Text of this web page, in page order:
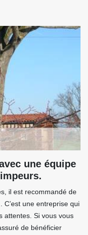
une équipe
il est recommandé de
une entreprise qui
attentes. Si vous vous
de bénéficier